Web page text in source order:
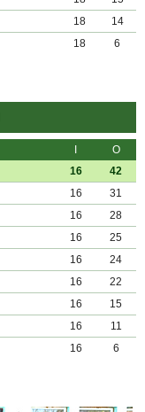
18
14
18 6
І
О
16
42
16
31
16
28
16
25
16
24
16
22
16
15
16
11
16 6